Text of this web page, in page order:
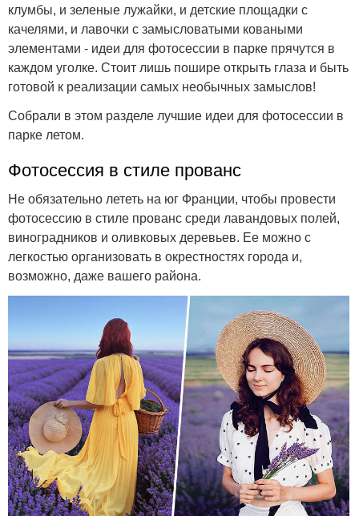
клумбы, и зеленые лужайки, и детские площадки с
качелями, и лавочки с замысловатыми коваными
элементами - идеи для фотосессии в парке прячутся в
каждом уголке. Стоит лишь пошире открыть глаза и быть
готовой к реализации самых необычных замыслов!
Собрали в этом разделе лучшие идеи для фотосессии в
парке летом.
Фотосессия в стиле прованс
Не обязательно лететь на юг Франции, чтобы провести
фотосессию в стиле прованс среди лавандовых полей,
виноградников и оливковых деревьев. Ее можно с
легкостью организовать в окрестностях города и,
возможно, даже вашего района.